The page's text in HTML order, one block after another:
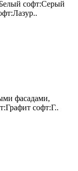
софт:Серый
фасадами,
софт:Г..